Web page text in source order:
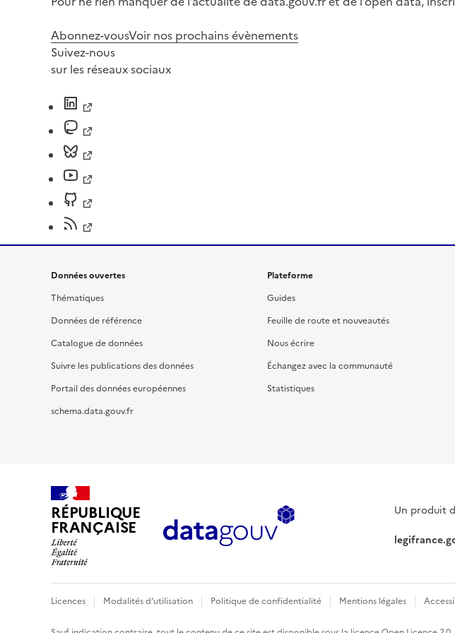
Abonnez-vousVoir nos prochains évènements
Suivez-nous
sur les réseaux sociaux
Données ouvertes
Thématiques
Données de référence
Catalogue de données
Suivre les publications des données
Portail des données européennes
schema.data.gouv.fr
Plateforme
Guides
Feuille de route et nouveautés
Nous écrire
Échangez avec la communauté
Statistiques
RÉPUBLIQUE
FRANÇAISE
Un produit
Licences Modalités d'utilisation Politique de confidentialité Mentions légales